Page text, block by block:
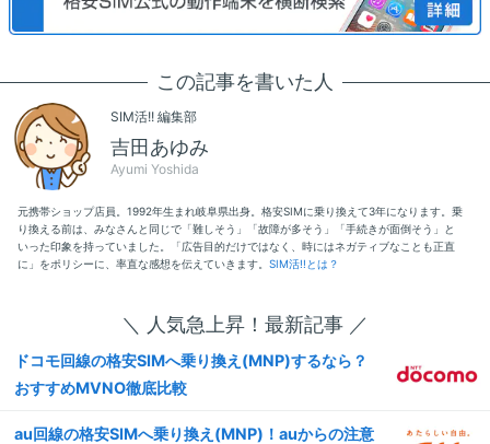
この記事を書いた人
SIM活!! 編集部
吉田あゆみ
Ayumi Yoshida
元携帯ショップ店員。1992年生まれ岐阜県出身。格安SIMに乗り換えて3年になります。乗
り換える前は、みなさんと同じで「難しそう」「故障が多そう」「手続きが面倒そう」と
いった印象を持っていました。「広告目的だけではなく、時にはネガティブなことも正直
に」をポリシーに、率直な感想を伝えていきます。 SIM活!!とは？
＼ 人気急上昇！最新記事 ／
ドコモ回線の格安SIMへ乗り換え(MNP)するなら？
おすすめMVNO徹底比較
au回線の格安SIMへ乗り換え(MNP)！auからの注意